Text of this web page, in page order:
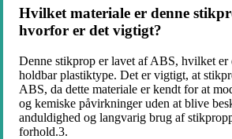
Hvilket materiale er denne
hvorfor er det vigtigt?
Denne stikprop er lavet af ABS, hvilket er
holdbar plastiktype. Det er vigtigt, at
ABS, da dette materiale er kendt for at
og kemiske påvirkninger uden at blive
anduldighed og langvarig brug af
forhold.3.